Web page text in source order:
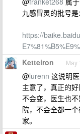
九感冒灵的批号
https://
Ketteiron May
@lurenn 这说明
主意了，真正的
不会变，医生也
院，不会全都一
家。